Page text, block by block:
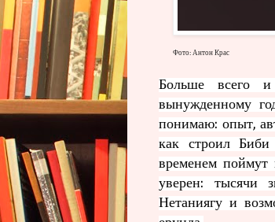
Фото: Антон Крас
Больше всего и
вынужденному
понимаю: опыт,
как строил Биби
временем поймут
уверен: тысячи
Нетаниягу и